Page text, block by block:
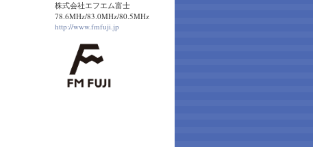
株式会社エフエム富士
78.6MHz/83.0MHz/80.5MHz
http://www.fmfuji.jp